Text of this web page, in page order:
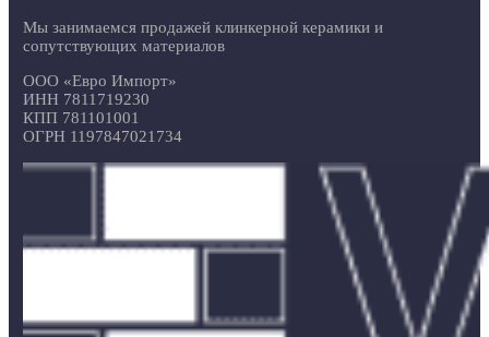
Мы занимаемся продажей клинкерной керамики и
сопутствующих материалов
ООО «Евро Импорт»
ИНН 7811719230
КПП 781101001
ОГРН 1197847021734